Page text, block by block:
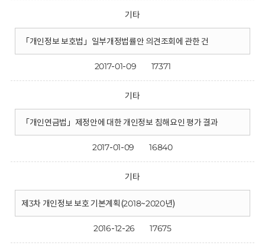
기타
「개인정보 보호법」일부개정법률안 의견조회에 관한 건
2017-01-09 17371
기타
「개인연금법」제정안에 대한 개인정보 침해요인 평가 결과
2017-01-09 16840
기타
제3차 개인정보 보호 기본계획(2018~2020년)
2016-12-26 17675